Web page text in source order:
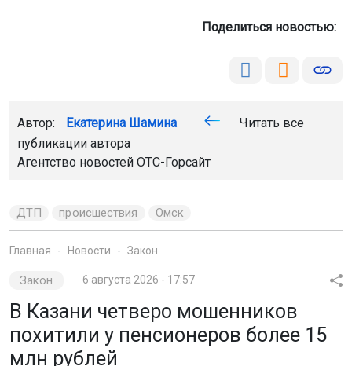
Поделиться новостью:
Автор: Екатерина Шамина
Читать все
публикации автора
Агентство новостей ОТС-Горсайт
ДТП происшествия Омск
Главная Новости Закон
Закон 6 августа 2026 - 17:57
В Казани четверо мошенников
похитили у пенсионеров более 15
млн рублей